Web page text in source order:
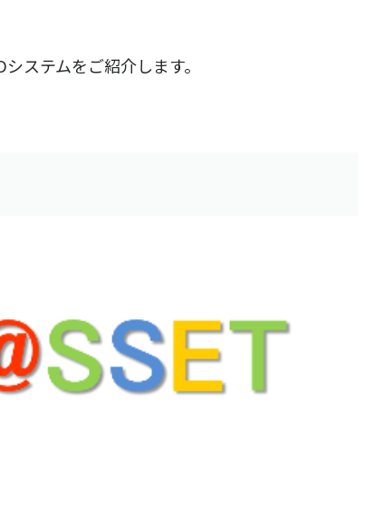
ステムをご紹介します。